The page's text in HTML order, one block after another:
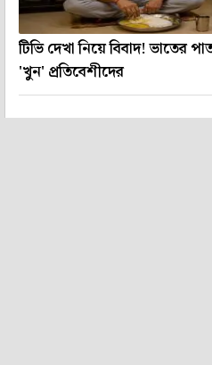
টিভি দেখা নিয়ে বিবাদ! ভাতের
'খুন' প্রতিবেশীদের